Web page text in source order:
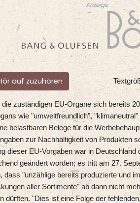
Anzeige
auf zuzuhören
zuständigen EU-Organe sich bereits
wie "umweltfreundlich",
belastbaren Belege für die
zur Nachhaltigkeit von Produkten
dieser EU-Vorgaben war in Deutschland
geändert worden; es tritt am 27.
dass "unzählige bereits produzierte und
aller Sortimente" ab dann nicht
dürften. "Dies ist eine Folge der